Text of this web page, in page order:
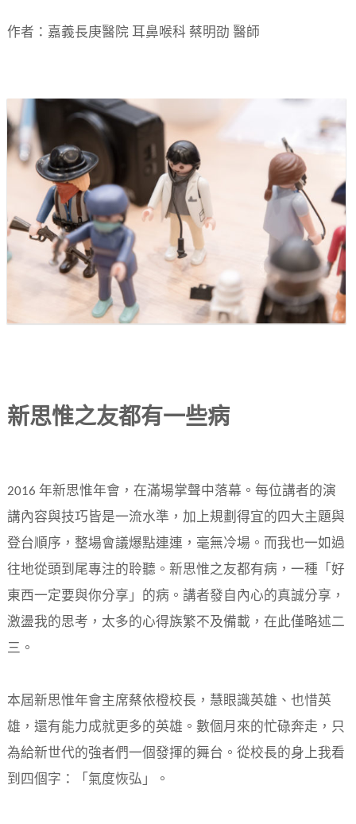
作者：嘉義長庚醫院 耳鼻喉科 蔡明劭 醫師
新思惟之友都有一些病
2016 年新思惟年會，在滿場掌聲中落幕。每位講者的演
講內容與技巧皆是一流水準，加上規劃得宜的四大主題與
登台順序，整場會議爆點連連，毫無冷場。而我也一如過
往地從頭到尾專注的聆聽。新思惟之友都有病，一種「好
東西一定要與你分享」的病。講者發自內心的真誠分享，
激盪我的思考，太多的心得族繁不及備載，在此僅略述二
三。
本屆新思惟年會主席蔡依橙校長，慧眼識英雄、也惜英
雄，還有能力成就更多的英雄。數個月來的忙碌奔走，只
為給新世代的強者們一個發揮的舞台。從校長的身上我看
到四個字：「氣度恢弘」。